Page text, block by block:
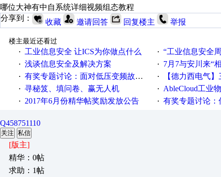
哪位大神有中自系统详细视频组态教程
分享到：
收藏 邀请回答 回复楼主 举报
楼主最近还看过
·
工业信息安全 让ICS为你做点什么 · “工业信息安全周之我见”
· 浅谈信息安全及解决方案 · 7月7与安川来“
· 有奖专题讨论：面对低压变频故障，老手是这样解决的！ · 【德力西电气】三
· 寻秘笈、填问卷、赢无人机 · AbleCloud工业物联
· 2017年6月份精华帖奖励发放公告 · 有奖专题讨论：伺服选择
Q458751110
关注 私信
[版主]
精华：0帖
求助：1帖